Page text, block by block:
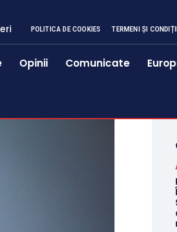
POLITICA DE COOKIES TERMENI ȘI
Opinii Comunicate